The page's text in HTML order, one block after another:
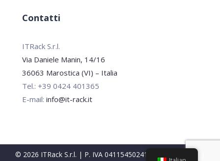
Contatti
ITRack S.r.l.
Via Daniele Manin, 14/16
36063 Marostica (VI) – Italia
Tel.: +39 0424 401365
E-mail: info@it-rack.it
© 2026 ITRack S.r.l. | P. IVA 04115450241 | Privacy Policy